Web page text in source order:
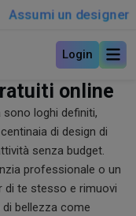
Assumi un designer
Login
online
loghi definiti,
di design di
senza budget.
professionale o un
di te stesso e rimuovi
bellezza come